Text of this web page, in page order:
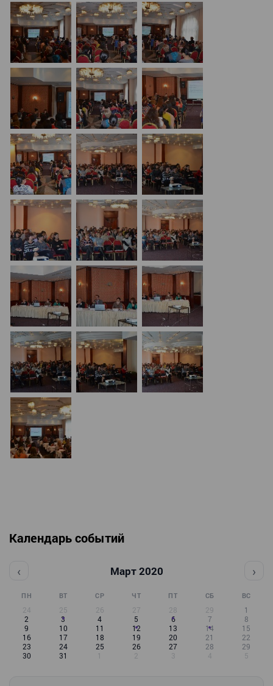
Календарь событий
‹ Март 2020 ›
ПН ВТ СР ЧТ ПТ СБ ВС
24 25 26 27 28 29
1
2
3 4 5 6 7
8
9
10 11 12 13 14
15
16
17 18 19 20 21
22
23
24 25 26 27 28
29
30
31 1 2 3 4 5